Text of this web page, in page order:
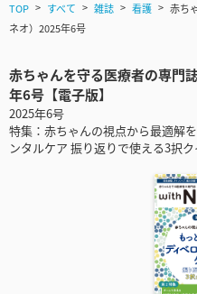
TOP すべて 雑誌 看護
赤ち
ネオ）2025年6号
赤ちゃんを守る医療者の専門
年6号【電子版】
2025年6号
特集：赤ちゃんの視点から最適解
ンタルケア 振り返りで使える3択